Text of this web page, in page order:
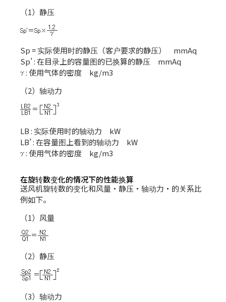
（1）静压
Sp = 实际使用时的静压（客户要求的静压） mmAq
Sp’ : 在目录上的容量图的已换算的静压 mmAq
: 使用气体的密度 kg/m3
（2）轴动力
LB : 实际使用时的轴动力 kW
LB’ : 在容量图上看到的轴动力 kW
: 使用气体的密度 kg/m3
在旋转数变化的情况下的性能换算
送风机旋转数的变化和风量・静压・轴动力・的关系比
例如下。
（1）风量
（2）静压
（3）轴动力